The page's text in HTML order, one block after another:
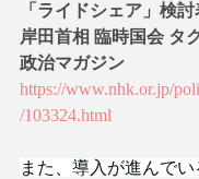
「ライドシェア」検
岸田首相 臨時国会 タ
政治マガジン
https://www.nhk.or.jp/
/103324.html
また、導入が進んで